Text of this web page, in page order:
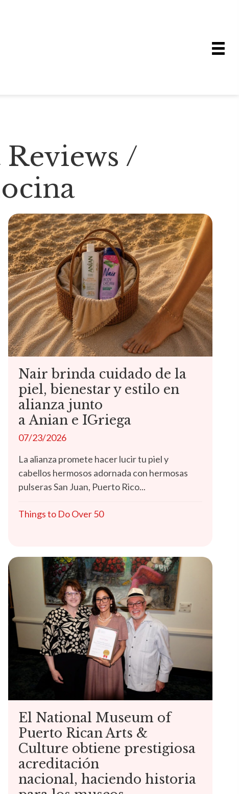
/
Nair brinda cuidado de la
piel, bienestar y estilo en
alianza junto
a Anian e IGriega
07/23/2026
La alianza promete hacer lucir tu piel y
cabellos hermosos adornada con hermosas
pulseras San Juan, Puerto Rico...
Things to Do Over 50
El National Museum of
Puerto Rican Arts &
Culture obtiene prestigiosa
acreditación
nacional, haciendo historia